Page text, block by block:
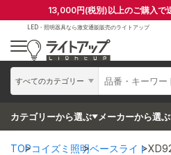
13,000円(税別)以上のご購入で
LED・照明器具なら激安通販販売のライトアップ
すべてのカテゴリー
カテゴリーから選ぶ メーカーから選ぶ
TOPコイズミ照明ベースライト